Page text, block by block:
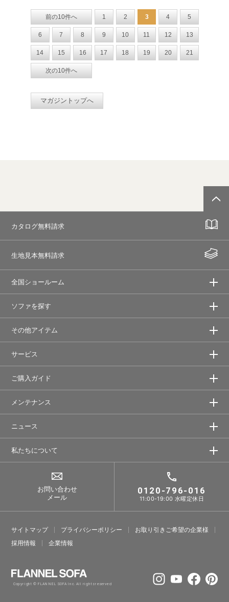
前の10件へ 1 2 3 4 5
6 7 8 9 10 11 12 13
14 15 16 17 18 19 20 21
次の10件へ
マガジントップへ
カタログ無料請求
生地見本無料請求
全国ショールーム
ソファを探す
その他アイテム
サービス
ご購入ガイド
メンテナンス
ニュース
私たちについて
お問い合わせ
メール
0120-796-016
11:00-19:00 水曜定休日
サイトマップ プライバシーポリシー
お取り引きご希望の企業様
採⽤情報
企業情報
Copyright © FLANNEL SOFA Inc. All rights reserved